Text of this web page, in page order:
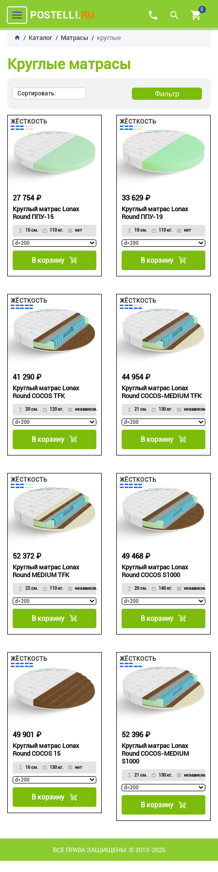
POSTELLI.RU 0
Каталог Матрасы круглые
Круглые матрасы
Сортировать: Фильтр
ЖЁСТКОСТЬ
Круглый матрас Lonax
Round ППУ-15
15 см. 110 кг. нет
27 754 ₽
В корзину
ЖЁСТКОСТЬ
Круглый матрас Lonax
Round ППУ-19
19 см. 110 кг. нет
33 629 ₽
В корзину
ЖЁСТКОСТЬ
Круглый матрас Lonax
Round COCOS TFK
20 см. 120 кг. независимый
41 290 ₽
В корзину
ЖЁСТКОСТЬ
Круглый матрас Lonax
Round COCOS-MEDIUM TFK
21 см. 130 кг. независимый
44 954 ₽
В корзину
ЖЁСТКОСТЬ
Круглый матрас Lonax
Round MEDIUM TFK
22 см. 110 кг. независимый
52 372 ₽
В корзину
ЖЁСТКОСТЬ
Круглый матрас Lonax
Round COCOS S1000
20 см. 140 кг. независимый
49 468 ₽
В корзину
ЖЁСТКОСТЬ
Круглый матрас Lonax
Round COCOS 15
16 см. 130 кг. нет
49 901 ₽
В корзину
ЖЁСТКОСТЬ
Круглый матрас Lonax
Round COCOS-MEDIUM
S1000
21 см. 130 кг. независимый
52 396 ₽
В корзину
ВСЕ ПРАВА ЗАЩИЩЕНЫ. © 2013-2026